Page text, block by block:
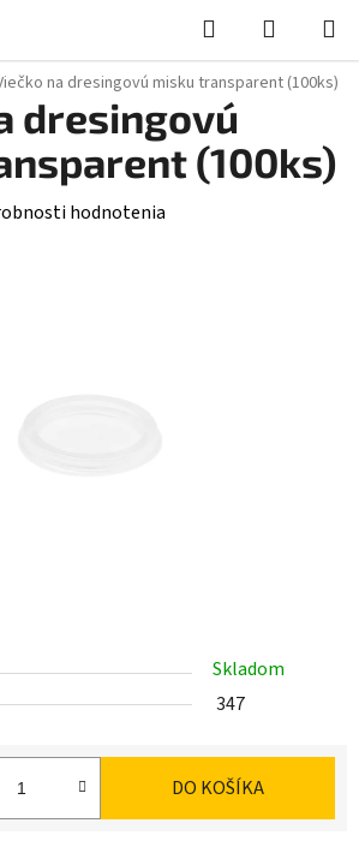
Hľadať
KOŠÍK
na dresingovú misku transparent (100ks)
Skladom
347
DO KOŠÍKA
dresingovú
(100ks)
hodnotenia